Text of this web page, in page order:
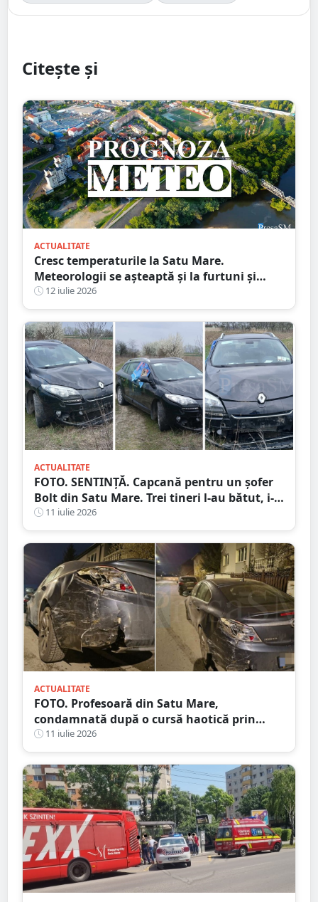
Citește și
ACTUALITATE
Cresc temperaturile la Satu Mare.
Meteorologii se așteaptă și la furtuni și
vijelii. Prognoza meteo pentru săptămâna
următoare
12 iulie 2026
ACTUALITATE
FOTO. SENTINȚĂ. Capcană pentru un șofer
Bolt din Satu Mare. Trei tineri l-au bătut, i-
au furat mașina și banii după ce l-au
chemat prin aplicație
11 iulie 2026
ACTUALITATE
FOTO. Profesoară din Satu Mare,
condamnată după o cursă haotică prin
oraș. Alcoolemie uriașă, oprită de un șofer
curajos
11 iulie 2026